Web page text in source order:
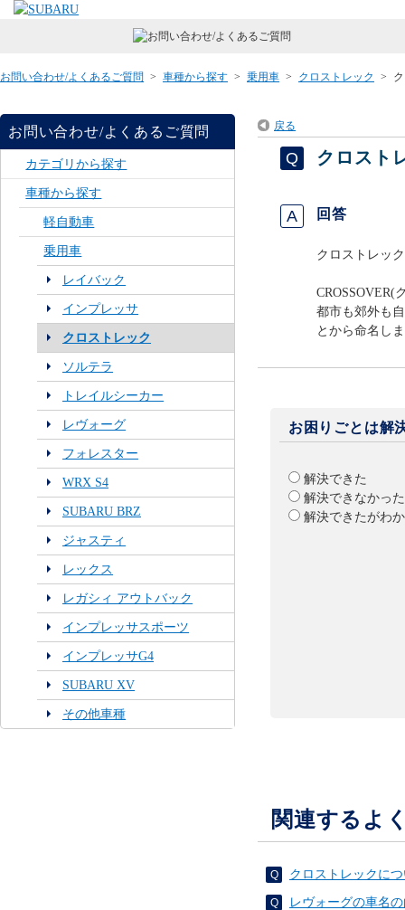
お問い合わせ/よくあるご質問 > 車種から探す > 乗用車 > クロストレック >
お問い合わせ/よくあるご質問
カテゴリから探す
車種から探す
軽自動車
乗用車
レイバック
インプレッサ
クロストレック
ソルテラ
トレイルシーカー
レヴォーグ
フォレスター
WRX S4
SUBARU BRZ
ジャスティ
レックス
レガシィ アウトバック
インプレッサスポーツ
インプレッサG4
SUBARU XV
その他車種
戻る
クロスト
回答
クロストレッ
CROSSOVER(
都市も郊外も
とから命名し
お困りごとは解
解決できた
解決できなかった
解決できたがわ
関連するよ
クロストレックに
レヴォーグの車名